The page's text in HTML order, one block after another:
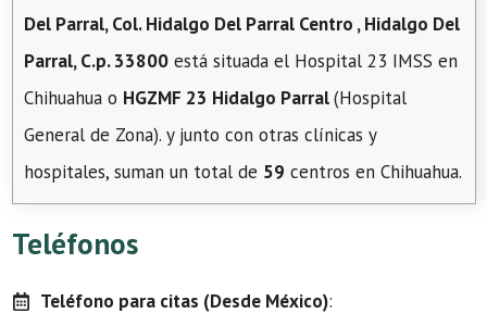
Del Parral, Col. Hidalgo Del Parral Centro , Hidalgo Del
Parral, C.p. 33800 está situada el Hospital 23 IMSS en
Chihuahua o HGZMF 23 Hidalgo Parral(Hospital
General de Zona). y junto con otras clínicas y
hospitales, suman un total de 59 centros en Chihuahua.
Teléfonos
Teléfono para citas (Desde México):